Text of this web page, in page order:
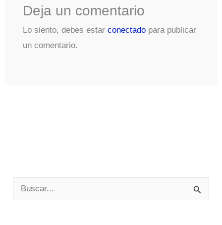
Deja un comentario
Lo siento, debes estar conectadopara publicar
un comentario.
u